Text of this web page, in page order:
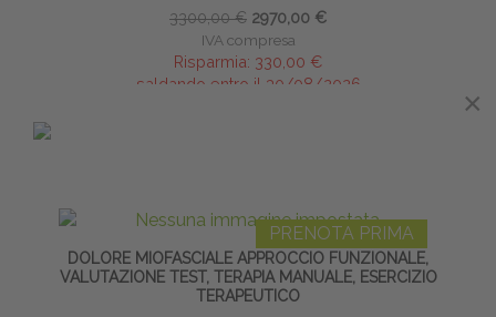
3300,00 € 2970,00 €
IVA compresa
Risparmia: 330,00 €
saldando entro il 30/08/2026
PRENOTA PRIMA
DOLORE MIOFASCIALE APPROCCIO FUNZIONALE,
VALUTAZIONE TEST, TERAPIA MANUALE, ESERCIZIO
TERAPEUTICO
×
×